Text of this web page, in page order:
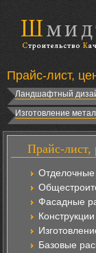
Прайс-лист,
Ландшафтный
Изготовление
Прайс-лист,
Фасадные
Базовые